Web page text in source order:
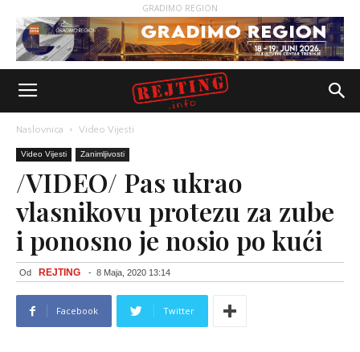
GRADIMO REGION
Naslovnica Video Vijesti
Video Vijesti Zanimljivosti
/VIDEO/ Pas ukrao
vlasnikovu protezu za zube
i ponosno je nosio po kući
Od REJTING - 8 Maja, 2020 13:14
Facebook Twitter